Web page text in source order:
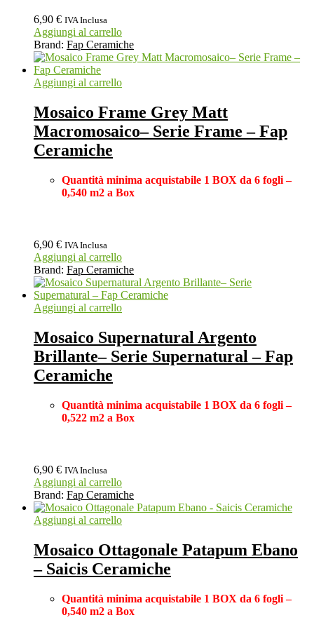
6,90 € IVA Inclusa
Aggiungi al carrello
Brand: Fap Ceramiche
Aggiungi al carrello
Mosaico Frame Grey Matt
Macromosaico– Serie Frame – Fap
Ceramiche
Quantità minima acquistabile 1 BOX da 6 fogli –
0,540 m2 a Box
6,90 € IVA Inclusa
Aggiungi al carrello
Brand: Fap Ceramiche
Aggiungi al carrello
Mosaico Supernatural Argento
Brillante– Serie Supernatural – Fap
Ceramiche
Quantità minima acquistabile 1 BOX da 6 fogli –
0,522 m2 a Box
6,90 € IVA Inclusa
Aggiungi al carrello
Brand: Fap Ceramiche
Aggiungi al carrello
Mosaico Ottagonale Patapum Ebano
– Saicis Ceramiche
Quantità minima acquistabile 1 BOX da 6 fogli –
0,540 m2 a Box